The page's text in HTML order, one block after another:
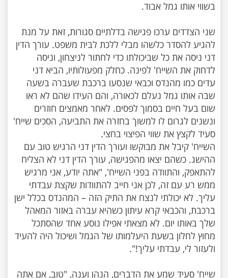
שני הצדדים ערכו פגישה בדלתיים סגורות, זאת על מנת
להגיע להסדר כלשהו מבלי ללכת לבית משפט. עורך הדין
דני ניסה את כל שביכולתו כדי לחתור לניצחון, וניסה
לדחוק את השייח' לפינה. כחלק מפעולותיו, הביא דני
עדים כמו מהנדס וכבאי שנסעו ברכבת שעברה בשעה
שבה אותו גמל נעלם לכאורה, והם העידו שהם לא ראו
שום בעל חיים בסמוך לפסים. לאחר מאמצים חוזרים
ונשנים לגרום לו למשוך בחזרה את התביעה, הסכים שייח'
השייח' קיבל את מבוקשו ועורך הדין דני הרגיש טוב עם
ההישג. כשהם יצאו מהפגישה, עורך הדין דני לא הצליח
להתאפק, והתוודה בפני השייח', "אתה יודע, אני מרגיש
ממש רע עם זה, לכן אני חייב להתוודות שקצת עבדתי
עליך. לא יכולתי לנצח את התיק הזה – המהנדס בכלל ישן
ברכבת, והכבאי קרא עיתון כשהיא עברה באזור המאהל
שלך באותו יום. לא מצאתי אפילו נוסע אחד שהסתכל
מחוץ לחלון בשעת היעלמותו של הגמל ושיכול היה להעיד
שייח' סעיד שמע את הדברים, הנהן וענה, "טוב, אם אתה